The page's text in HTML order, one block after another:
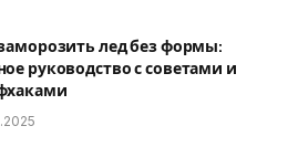
лед без формы:
руководство с советами и